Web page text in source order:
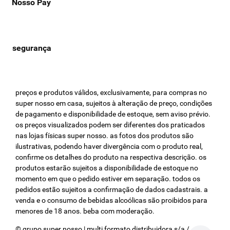
Nosso Pay
preços e produtos válidos, exclusivamente, para compras no
super nosso em casa, sujeitos à alteração de preço, condições
de pagamento e disponibilidade de estoque, sem aviso prévio.
os preços visualizados podem ser diferentes dos praticados
nas lojas físicas super nosso. as fotos dos produtos são
ilustrativas, podendo haver divergência com o produto real,
confirme os detalhes do produto na respectiva descrição. os
produtos estarão sujeitos a disponibilidade de estoque no
momento em que o pedido estiver em separação. todos os
pedidos estão sujeitos a confirmação de dados cadastrais. a
venda e o consumo de bebidas alcoólicas são proibidos para
menores de 18 anos. beba com moderação.